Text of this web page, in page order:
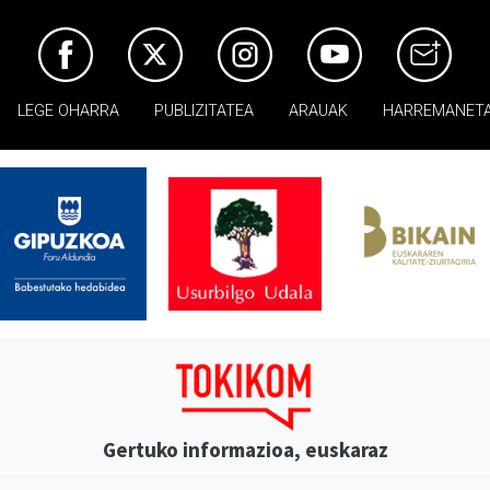
LEGE OHARRA PUBLIZITATEA ARAUAK
Gertuko informazioa, euskaraz